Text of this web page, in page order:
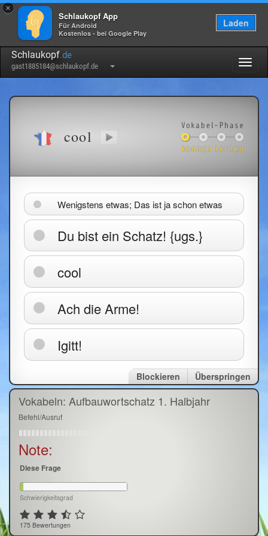
×
Schlaukopf App
Für Android
Kostenlos - bei Google Play
Laden
Schlaukopf.de
gast1885184@schlaukopf.de
cool
Wenigstens etwas; Das ist ja schon etwas
Du bist ein Schatz! {ugs.}
cool
Ach die Arme!
Igitt!
Überspringen
Blockieren
Vokabeln: Aufbauwortschatz 1. Halbjahr
Befehl/Ausruf
Note:
Diese Frage
Schwierigkeitsgrad
175 Bewertungen